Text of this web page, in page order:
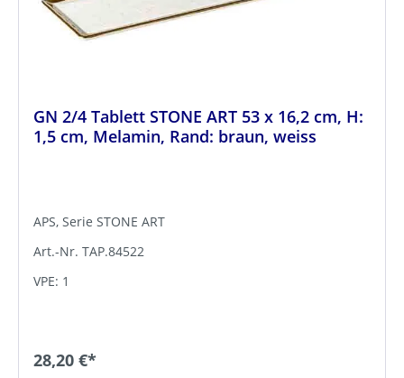
GN 2/4 Tablett STONE ART 53 x 16,2 cm, H:
1,5 cm, Melamin, Rand: braun, weiss
APS, Serie STONE ART
Art.-Nr. TAP.84522
VPE: 1
28,20 €*